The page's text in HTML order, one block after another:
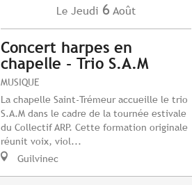
Le Jeudi 6 Août
Concert harpes en
chapelle - Trio S.A.M
MUSIQUE
La chapelle Saint-Trémeur accueille le trio
S.A.M dans le cadre de la tournée estivale
du Collectif ARP. Cette formation originale
réunit voix, viol...
Guilvinec